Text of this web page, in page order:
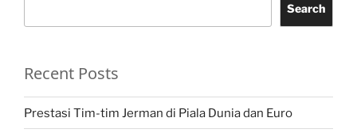
Search
Recent Posts
Prestasi Tim-tim Jerman di Piala Dunia dan Euro